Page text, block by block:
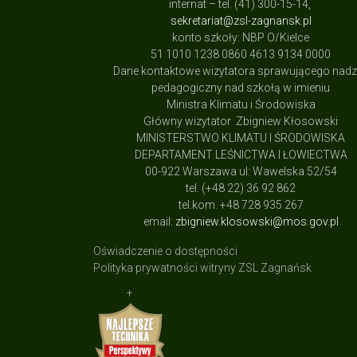
internat – tel. (41) 300-15-14,
sekretariat@zsl-zagnansk.pl
konto szkoły: NBP O/Kielce
51 1010 1238 0860 4613 9134 0000
Dane kontaktowe wizytatora sprawującego
pedagogiczny nad szkołą w imieniu
Ministra Klimatu i Środowiska
Główny wizytator Zbigniew Kłosowski
MINISTERSTWO KLIMATU I ŚRODOWISKA
DEPARTAMENT LEŚNICTWA I ŁOWIECTWA
00-922 Warszawa ul: Wawelska 52/54
tel. (+48 22) 36 92 862
tel.kom. +48 728 935 267
email: zbigniew.klosowski@mos.gov.pl
Oświadczenie o dostępności
Polityka prywatności witryny ZSL Zagnańsk
+